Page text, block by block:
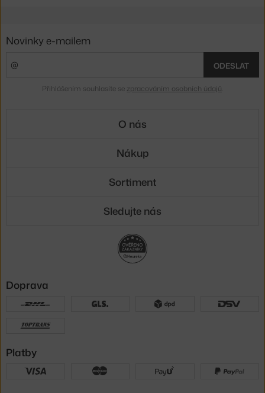
Novinky e-mailem
ODESLAT
Přihlášením souhlasíte se zpracováním osobních údajů
O nás
Nákup
Sortiment
Sledujte nás
Doprava
Platby